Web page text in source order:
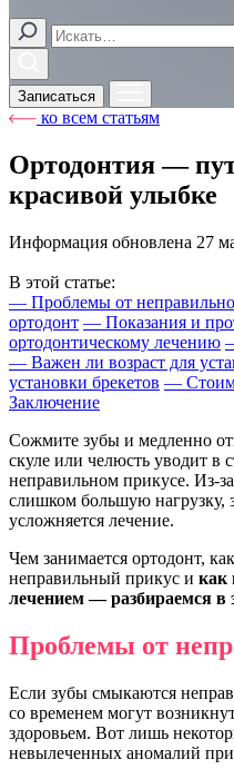
Записаться
ко всем статьям
Ортодонтия —
красивой улыбке
Информация обновлена 27
В этой статье:
— Проблемы от
ортодонт — Показания и
ортодонтическому лечению
— Важен ли возраст для
установки брекетов —
Заключение
Сожмите зубы и медленно
скуле или челюсть уводит в
неправильном прикусе. Из-
слишком большую нагрузку,
усложняется лечение.
Чем занимается ортодонт,
неправильный прикус и как
лечением — разбираемся в
Проблемы от
Если зубы смыкаются
со временем могут
здоровьем. Вот лишь
невылеченных аномалий